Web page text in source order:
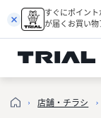
内
すぐにポイン
が届くお買い物
店舗・チラシ